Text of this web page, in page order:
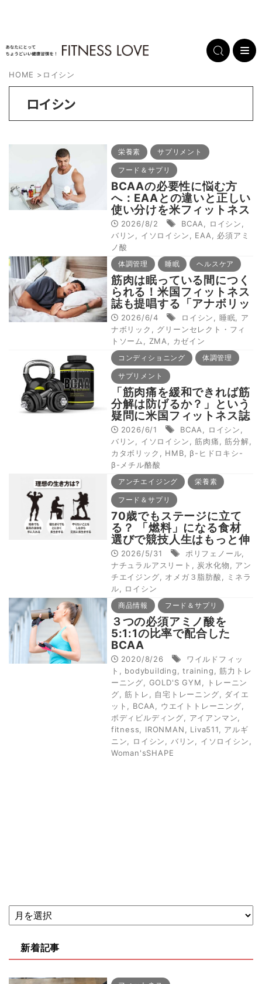
HOME > ロイシン
ロイシン
栄養素 サプリメント
フード＆サプリ
BCAAの必要性に悩む方
へ：EAAとの違いと正しい
使い分けを米フィットネス
誌が解説
2026/8/2 BCAA ロイシン
バリン
イソロイシン EAA
必須アミ
ノ酸
体調管理 睡眠 ヘルスケア
筋肉は眠っている間につく
られる！米国フィットネス
誌も提唱する「アナボリッ
ク睡眠」とは
2026/6/4 ロイシン 睡眠
ア
ナボリック
グリーンセレクト・フィ
トソーム
ZMA カゼイン
コンディショニング 体調管理
サプリメント
「筋肉痛を緩和できれば筋
分解は防げるか？」という
疑問に米国フィットネス誌
が回答
2026/6/1 BCAA ロイシン
バリン
イソロイシン ,筋肉痛 ,筋分解
カタボリック
HMB
β-ヒドロキシ-
β-メチル酪酸
アンチエイジング 栄養素
フード＆サプリ
70歳でもステージに立て
る？ 「燃料」になる食材
選びで競技人生はもっと伸
びる2026/5/31 ポリフェノール
ナチュラルアスリート
炭水化物
アン
チエイジング
オメガ３脂肪酸
ミネラ
ル
ロイシン
商品情報 フード＆サプリ
３つの必須アミノ酸を
5:1:1の比率で配合した
BCAA
2020/8/26
ワイルドフィッ
ト
bodybuilding ,training ,筋力トレ
ーニング
GOLD'S GYM
トレーニン
グ ,筋トレ 自宅トレーニング
ダイエ
ット
BCAA ウエイトトレーニング
ボディビルディング
アイアンマン
fitness
IRONMAN Liva511
アルギ
ニン
ロイシン バリン イソロイシン
Woman'sSHAPE
新着記事